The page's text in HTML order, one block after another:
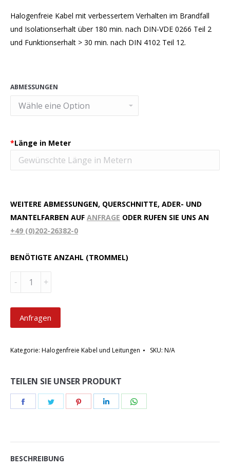
Halogenfreie Kabel mit verbessertem Verhalten im Brandfall
und Isolationserhalt über 180 min. nach DIN-VDE 0266 Teil 2
und Funktionserhalt > 30 min. nach DIN 4102 Teil 12.
ABMESSUNGEN
*Länge in Meter
WEITERE ABMESSUNGEN, QUERSCHNITTE, ADER- UND
MANTELFARBEN AUF ANFRAGE ODER RUFEN SIE UNS AN
+49 (0)202-26382-0
BENÖTIGTE ANZAHL (TROMMEL)
Menge
Anfragen
Kategorie: Halogenfreie Kabel und Leitungen SKU: N/A
TEILEN SIE UNSER PRODUKT
Teilen
Teilen
Teilen
Teilen
BESCHREIBUNG